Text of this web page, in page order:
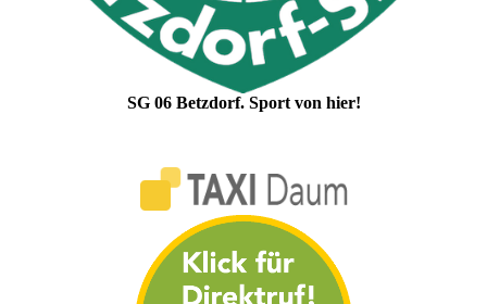
SG 06 Betzdorf. Sport von hier!